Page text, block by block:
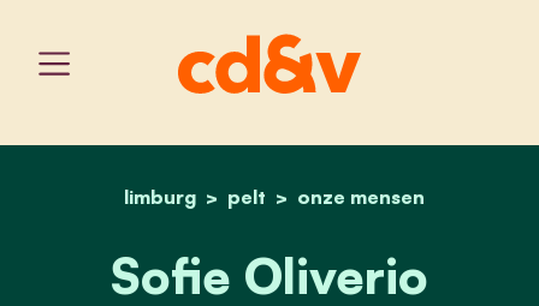
home
limburg pelt onze mensen
sofie oliverio
Sofie Oliverio